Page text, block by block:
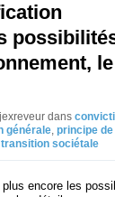
le
dans
générale, principe de
transition sociétale